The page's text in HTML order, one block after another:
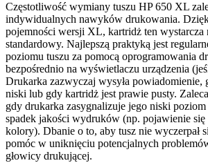
Częstotliwość wymiany tuszu HP 650 XL
indywidualnych nawyków drukowania.
pojemności wersji XL, kartridż ten wystarcza
standardowy. Najlepszą praktyką jest
poziomu tuszu za pomocą oprogramowania
bezpośrednio na wyświetlaczu urządzenia
Drukarka zazwyczaj wysyła powiadomienie,
niski lub gdy kartridż jest prawie pusty.
gdy drukarka zasygnalizuje jego niski
spadek jakości wydruków (np. pojawienie się
kolory). Dbanie o to, aby tusz nie wyczerpał
pomóc w uniknięciu potencjalnych
głowicy drukującej.